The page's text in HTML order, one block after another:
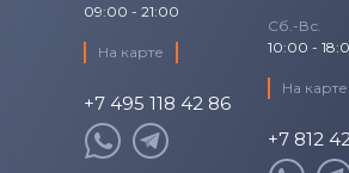
Вентиляторы (кулеры)Acer
Вентиляторы (кулеры)
Универсальный
VAIO VPC-EJ Series
09:00 - 21:00
На карте
+7 495 118 42 86
Сб.-Вс.
10:00 -
На карте
+7 812